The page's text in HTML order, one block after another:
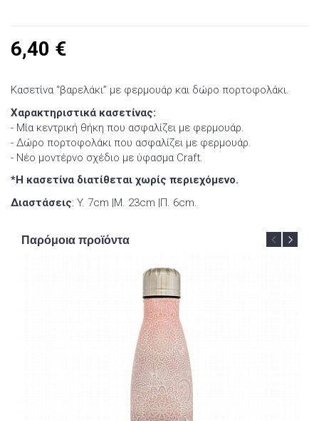
6,40 €
Κασετίνα “βαρελάκι” με φερμουάρ και δώρο πορτοφολάκι.
Χαρακτηριστικά κασετίνας:
- Μία κεντρική θήκη που ασφαλίζει με φερμουάρ.
- Δώρο πορτοφολάκι που ασφαλίζει με φερμουάρ.
- Νέο μοντέρνο σχέδιο με ύφασμα Craft.
*Η κασετίνα διατίθεται χωρίς περιεχόμενο.
Διαστάσεις: Y. 7cm |Μ. 23cm |Π. 6cm.
Παρόμοια προϊόντα